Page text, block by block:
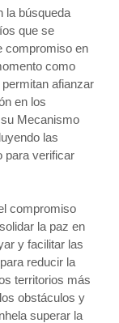
la búsqueda
que se
compromiso en
como
afianzar
en los
Mecanismo
las
para verificar
compromiso
la paz en
y facilitar las
reducir la
territorios más
obstáculos y
superar la